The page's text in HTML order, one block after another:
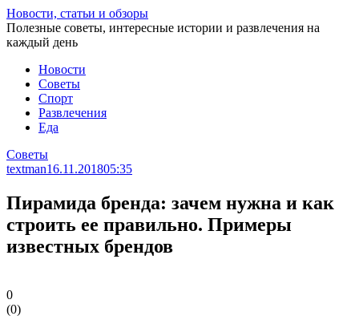
Перейти
к
статье
Новости, статьи и обзоры
Полезные советы, интересные истории и развлечения на
каждый день
Новости
Советы
Спорт
Развлечения
Еда
Советы
textman16.11.201805:35
Пирамида бренда: зачем нужна и как
строить ее правильно. Примеры
известных брендов
0
(0)